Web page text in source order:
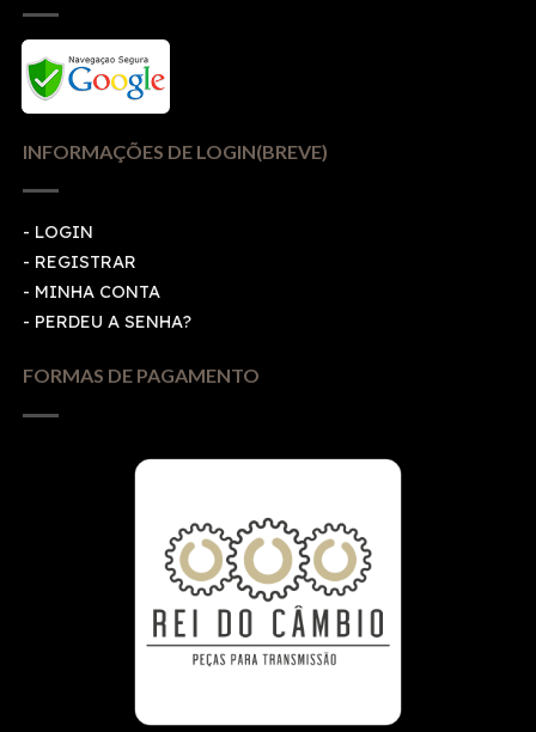
INFORMAÇÕES DE LOGIN(BREVE)
- LOGIN
- REGISTRAR
- MINHA CONTA
- PERDEU A SENHA?
FORMAS DE PAGAMENTO